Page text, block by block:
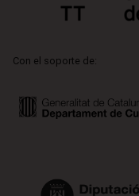
Con el soporte de: